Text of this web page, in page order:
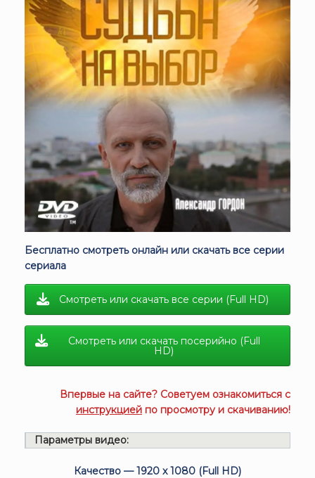
Бесплатно смотреть онлайн или скачать все серии
сериала
Смотреть или скачать все серии (Full HD)
Смотреть или скачать посерийно (Full
HD)
Впервые на сайте? Советуем ознакомиться с
инструкцией по просмотру и скачиванию!
Параметры видео:
Качество — 1920 x 1080 (Full HD)